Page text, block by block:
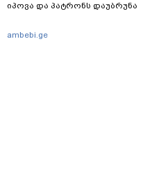
იპოვა და პატრონს დაუბრუნა
ambebi.ge